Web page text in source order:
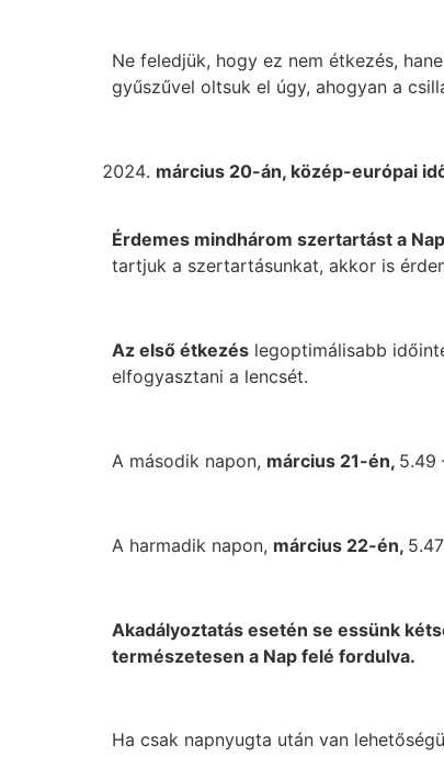
Ne feledjük, hogy ez nem étkezés,
gyűszűvel oltsuk el úgy, ahogyan a
március 20-án, közép-európai
Érdemes mindhárom szertartást a
tartjuk a szertartásunkat, akkor is
Az első étkezés legoptimálisabb
elfogyasztani a lencsét.
A második napon, március 21-én, 5.49
A harmadik napon, március 22-én,
Akadályoztatás esetén se essünk
természetesen a Nap felé fordulva.
Ha csak napnyugta után van